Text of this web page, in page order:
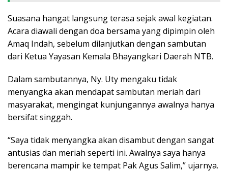
Suasana hangat langsung terasa sejak awal kegiatan.
Acara diawali dengan doa bersama yang dipimpin oleh
Amaq Indah, sebelum dilanjutkan dengan sambutan
dari Ketua Yayasan Kemala Bhayangkari Daerah NTB.
Dalam sambutannya, Ny. Uty mengaku tidak
menyangka akan mendapat sambutan meriah dari
masyarakat, mengingat kunjungannya awalnya hanya
bersifat singgah.
“Saya tidak menyangka akan disambut dengan sangat
antusias dan meriah seperti ini. Awalnya saya hanya
berencana mampir ke tempat Pak Agus Salim,” ujarnya.